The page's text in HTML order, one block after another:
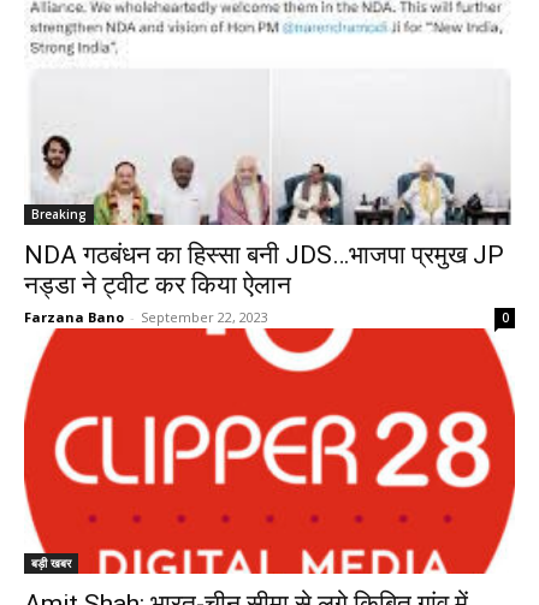
Breaking
NDA गठबंधन का हिस्सा बनी JDS…भाजपा प्रमुख JP
नड्डा ने ट्वीट कर किया ऐलान
Farzana Bano - September 22, 2023 0
बड़ी खबर